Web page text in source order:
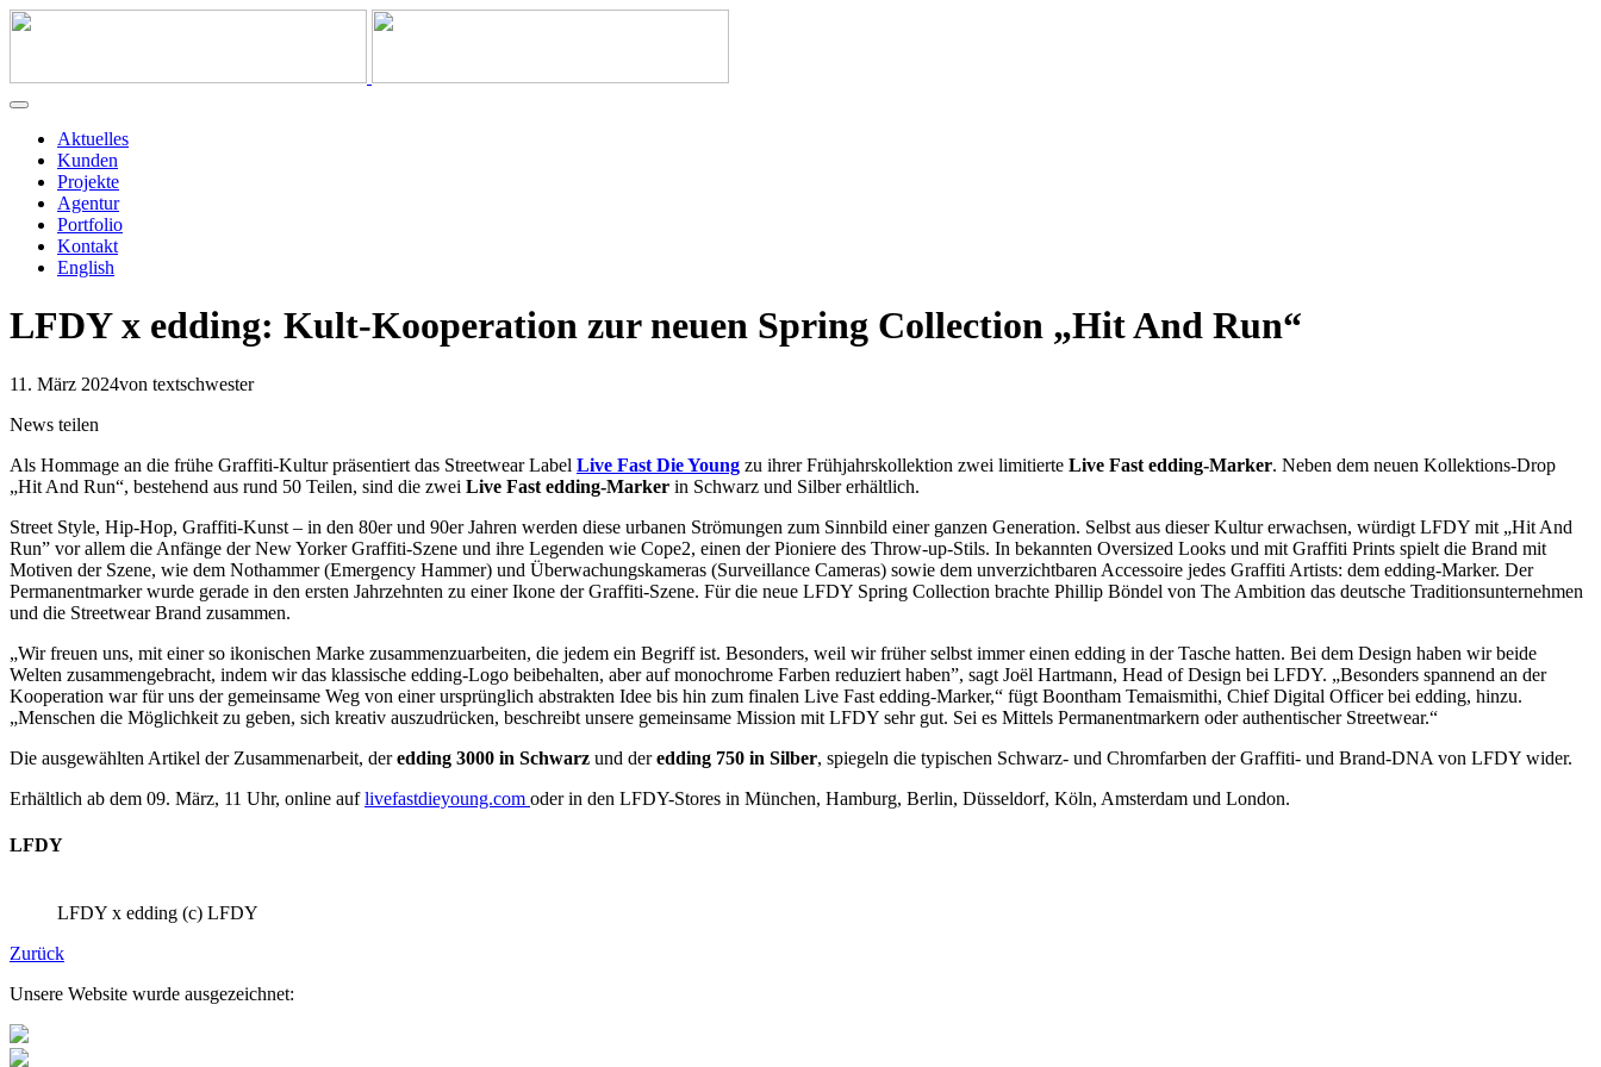
Aktuelles
Kunden
Projekte
Agentur
Portfolio
Kontakt
English
LFDY x edding: Kult-Kooperation zur neuen Spring Collection „Hit And Run“
11. März 2024von textschwester
News teilen
Als Hommage an die frühe Graffiti-Kultur präsentiert das Streetwear Label Live Fast Die Young zu ihrer Frühjahrskollektion zwei limitierte Live Fast edding-Marker. Neben dem neuen Kollektions-Drop
„Hit And Run“, bestehend aus rund 50 Teilen, sind die zwei Live Fast edding-Marker in Schwarz und Silber erhältlich.
Street Style, Hip-Hop, Graffiti-Kunst – in den 80er und 90er Jahren werden diese urbanen Strömungen zum Sinnbild einer ganzen Generation. Selbst aus dieser Kultur erwachsen, würdigt LFDY mit „Hit And
Run” vor allem die Anfänge der New Yorker Graffiti-Szene und ihre Legenden wie Cope2, einen der Pioniere des Throw-up-Stils. In bekannten Oversized Looks und mit Graffiti Prints spielt die Brand mit
Motiven der Szene, wie dem Nothammer (Emergency Hammer) und Überwachungskameras (Surveillance Cameras) sowie dem unverzichtbaren Accessoire jedes Graffiti Artists: dem edding-Marker. Der
Permanentmarker wurde gerade in den ersten Jahrzehnten zu einer Ikone der Graffiti-Szene. Für die neue LFDY Spring Collection brachte Phillip Böndel von The Ambition das deutsche Traditionsunternehmen
und die Streetwear Brand zusammen.
„Wir freuen uns, mit einer so ikonischen Marke zusammenzuarbeiten, die jedem ein Begriff ist. Besonders, weil wir früher selbst immer einen edding in der Tasche hatten. Bei dem Design haben wir beide
Welten zusammengebracht, indem wir das klassische edding-Logo beibehalten, aber auf monochrome Farben reduziert haben”, sagt Joël Hartmann, Head of Design bei LFDY. „Besonders spannend an der
Kooperation war für uns der gemeinsame Weg von einer ursprünglich abstrakten Idee bis hin zum finalen Live Fast edding-Marker,“ fügt Boontham Temaismithi, Chief Digital Officer bei edding, hinzu.
„Menschen die Möglichkeit zu geben, sich kreativ auszudrücken, beschreibt unsere gemeinsame Mission mit LFDY sehr gut. Sei es Mittels Permanentmarkern oder authentischer Streetwear.“
Die ausgewählten Artikel der Zusammenarbeit, deredding 3000 in Schwarz und deredding 750 in Silber, spiegeln die typischen Schwarz- und Chromfarben der Graffiti- und Brand-DNA von LFDY wider.
Erhältlich ab dem 09. März, 11 Uhr, online auflivefastdieyoung.com oder in den LFDY-Stores in München, Hamburg, Berlin, Düsseldorf, Köln, Amsterdam und London.
LFDY
LFDY x edding (c) LFDY
Zurück
Unsere Website wurde ausgezeichnet: